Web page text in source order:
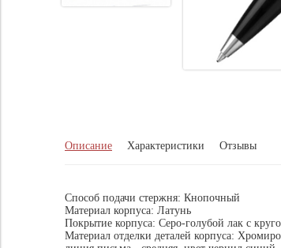
Описание Характеристики Отзывы
Способ подачи стержня: Кнопочный
Материал корпуса: Латунь
Покрытие корпуса: Серо-голубой лак с
Материал отделки деталей корпуса: